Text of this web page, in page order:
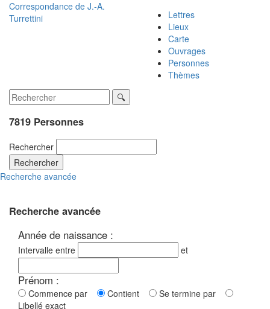
Correspondance de J.-A.
Turrettini
Lettres
Lieux
Carte
Ouvrages
Personnes
Thèmes
7819 Personnes
Rechercher
Rechercher
Recherche avancée
Recherche avancée
Année de naissance :
Intervalle entre et
Prénom :
Commence par Contient
Se termine par
Libellé exact